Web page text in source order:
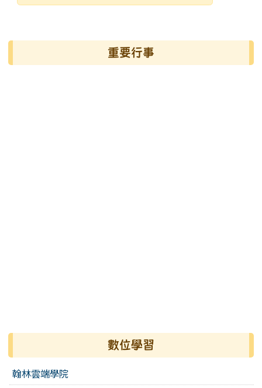
左邊區域內容 重要行事
數位學習
翰林雲端學院